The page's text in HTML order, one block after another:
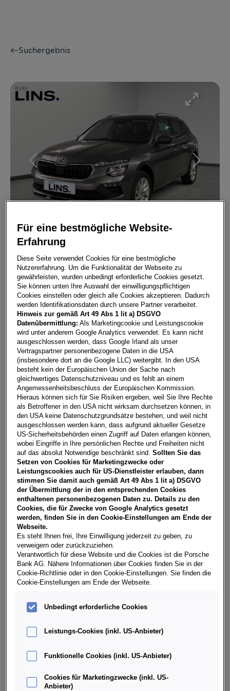
Suchergebnis
Kamiq Selection TSI DSG
6780 Schruns
Leasing Kredit
€296,76**
pro Monat
Laufzeit
60 Monate
pro Jahr
15.000 km
Eigenleistung
€5.000
Händler kontaktieren
Online-Abschluss anfragen
**Freibleibendes Musterangebot für Restwert Leasing inkl.
USt, NoVA, zzgl. gesetzl. Vertragsgebühr EUR 150,51 und
Bearbeitungskosten EUR 0,00. Gesamtleasingbetrag EUR
28.450,00, Restwert EUR 12.580,00, Sollzinssatz 7,30%
variabel, Effektivzinssatz 8,42% variabel, Gesamtbetrag
EUR 35.536,11. Ihr Verkaufsberater freut sich darauf, Ihnen
ein individuelles Angebot erstellen zu können.
Teilen PDF herunterladen
Weitere Infos & Daten
Fahrzeugdaten
Finanzierung über die Porsche Bank
Händlerinformation
Für eine bestmögliche Website-
Erfahrung
Diese Seite verwendet Cookies für eine bestmögliche
Nutzererfahrung. Um die Funktionalität der Webseite zu
gewährleisten, wurden unbedingt erforderliche Cookies gesetzt.
Sie können unten Ihre Auswahl der einwilligungspflichtigen
Cookies einstellen oder gleich alle Cookies akzeptieren. Dadurch
werden Identifikationsdaten durch unsere Partner verarbeitet.
Hinweis zur gemäß Art 49 Abs 1 lit a) DSGVO
Datenübermittlung: Als Marketingcookie und Leistungscookie
wird unter anderem Google Analytics verwendet. Es kann nicht
ausgeschlossen werden, dass Google Irland als unser
Vertragspartner personenbezogene Daten in die USA
(insbesondere dort an die Google LLC) weitergibt. In den USA
besteht kein der Europäischen Union der Sache nach
gleichwertiges Datenschutzniveau und es fehlt an einem
Angemessenheitsbeschluss der Europäischen Kommission.
Hieraus können sich für Sie Risiken ergeben, weil Sie Ihre Rechte
als Betroffener in den USA nicht wirksam durchsetzen können, in
den USA keine Datenschutzgrundsätze bestehen, und weil nicht
ausgeschlossen werden kann, dass aufgrund aktueller Gesetze
US-Sicherheitsbehörden einen Zugriff auf Daten erlangen können,
wobei Eingriffe in Ihre persönlichen Rechte und Freiheiten nicht
auf das absolut Notwendige beschränkt sind.Sollten Sie das
Setzen von Cookies für Marketingzwecke oder
Leistungscookies auch für US-Dienstleister erlauben, dann
stimmen Sie damit auch gemäß Art 49 Abs 1 lit a) DSGVO
der Übermittlung der in den entsprechenden Cookies
enthaltenen personenbezogenen Daten zu. Details zu den
Cookies, die für Zwecke von Google Analytics gesetzt
werden, finden Sie in den Cookie-Einstellungen am Ende der
Webseite.
Es steht Ihnen frei, Ihre Einwilligung jederzeit zu geben, zu
verweigern oder zurückzuziehen.
Verantwortlich für diese Website und die Cookies ist die Porsche
Bank AG. Nähere Informationen über Cookies finden Sie in der
Cookie-Richtlinie oder in den Cookie-Einstellungen. Sie finden die
Cookie-Einstellungen am Ende der Webseite.
Unbedingt erforderliche Cookies
Leistungs-Cookies (inkl. US-Anbieter)
Funktionelle Cookies (inkl. US-Anbieter)
Cookies für Marketingzwecke (inkl. US-
Anbieter)